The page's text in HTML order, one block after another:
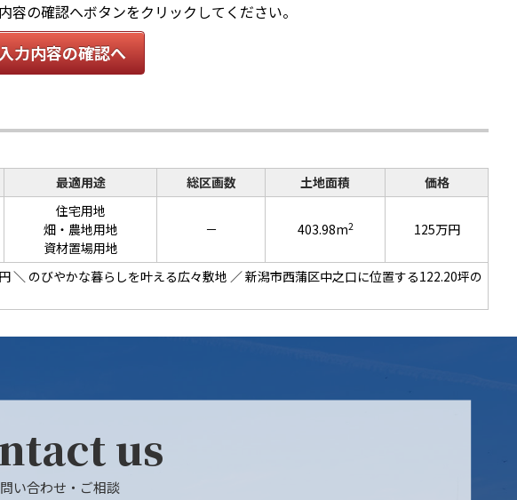
容の確認へボタンをクリックしてください。
力内容の確認へ
最適用途 総区画数 土地面積 価格
住宅用地
畑・農地用地
資材置場用地
－ 403.98m2 125万円
＼ のびやかな暮らしを叶える広々敷地 ／ 新潟市西蒲区中之口に位置する122.20坪の
us
い合わせ・ご相談